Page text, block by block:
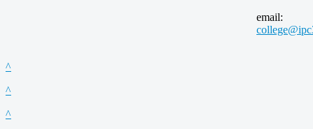
email:
^
^
^